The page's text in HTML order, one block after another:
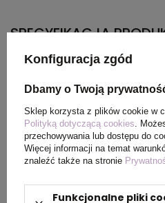
SPECYFIKACJA
OPIS
Dopasowana bluza z
podszewka, solidne
Konfiguracja zgód
Dbamy o Twoją
Sklep korzysta z plików cookie w
Polityką dotyczącą cookies .
przechowywania lub dostępu do
Więcej informacji na temat
znaleźć także na stronie
Funkcjonalne pliki